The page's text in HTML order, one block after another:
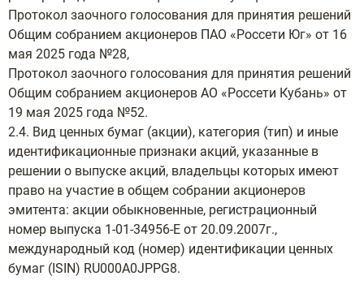
Протокол заочного голосования для принятия решений
Общим собранием акционеров ПАО «Россети Юг» от 16
мая 2025 года №28,
Протокол заочного голосования для принятия решений
Общим собранием акционеров АО «Россети Кубань» от
19 мая 2025 года №52.
2.4. Вид ценных бумаг (акции), категория (тип) и иные
идентификационные признаки акций, указанные в
решении о выпуске акций, владельцы которых имеют
право на участие в общем собрании акционеров
эмитента: акции обыкновенные, регистрационный
номер выпуска 1-01-34956-Е от 20.09.2007г.,
международный код (номер) идентификации ценных
бумаг (ISIN) RU000A0JPPG8.